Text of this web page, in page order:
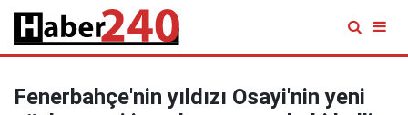
Fenerbahçe'nin yıldızı Osayi'nin yeni